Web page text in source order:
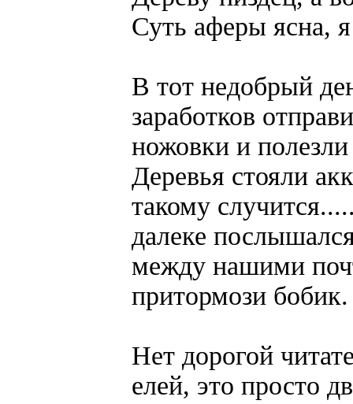
Суть аферы ясна,
В тот недобрый
заработков
ножовки и
Деревья стояли
такому
далеке
между нашими
притормози бобик.
Нет дорогой
елей, это просто